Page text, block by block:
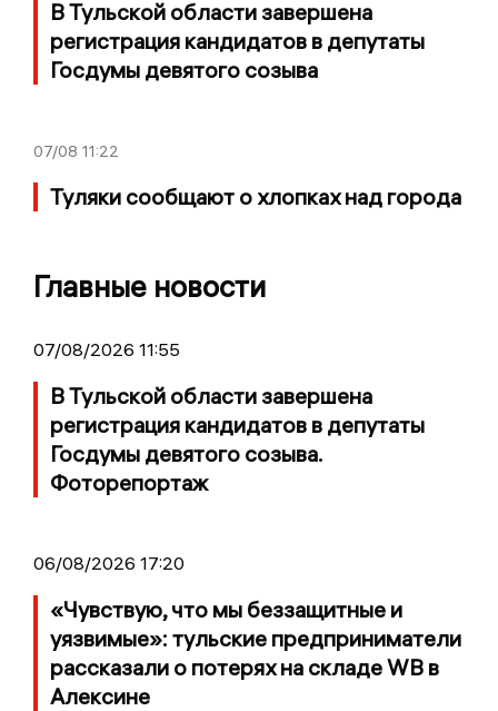
В Тульской области завершена
регистрация кандидатов в депутаты
Госдумы девятого созыва
07/08 11:22
Туляки сообщают о хлопках над города
Главные новости
07/08/2026 11:55
В Тульской области завершена
регистрация кандидатов в депутаты
Госдумы девятого созыва.
Фоторепортаж
06/08/2026 17:20
«Чувствую, что мы беззащитные и
уязвимые»: тульские предприниматели
рассказали о потерях на складе WB в
Алексине